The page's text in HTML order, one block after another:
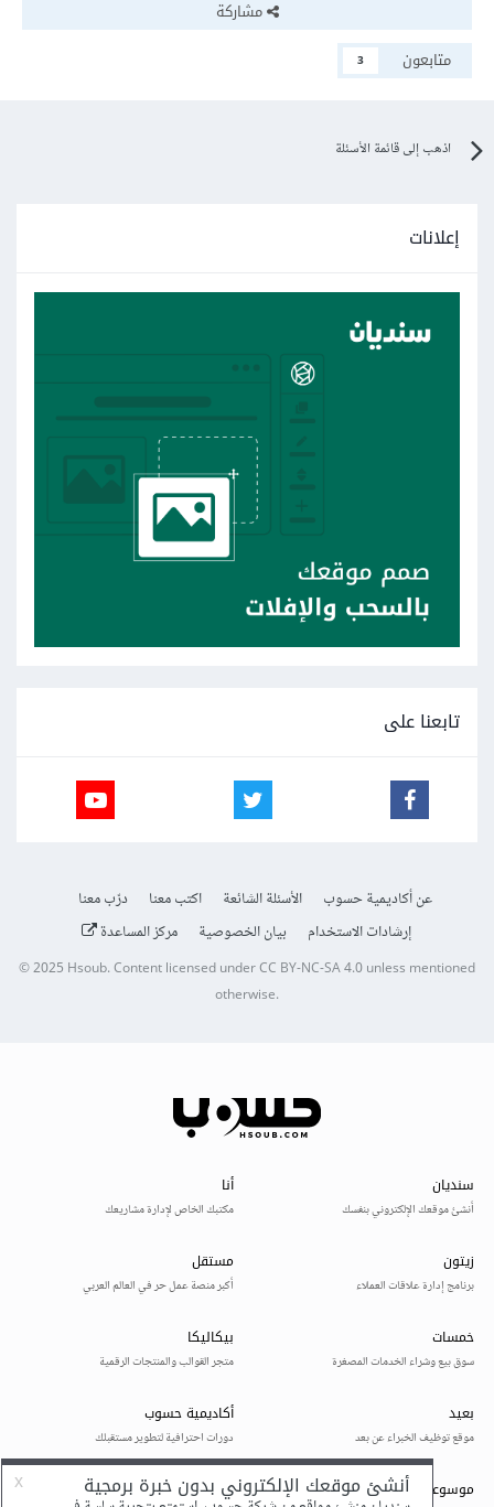
مشاركة
متابعون
3
اذهب إلى قائمة الأسئلة
إعلانات
تابعنا على
عن أكاديمية حسوب الأسئلة الشائعة اكتب معنا
درّب معنا
إرشادات الاستخدام
بيان الخصوصية مركز المساعدة
© 2025Hsoub.Content licensed underCC BY-NC-SA 4.0unless mentioned
otherwise.